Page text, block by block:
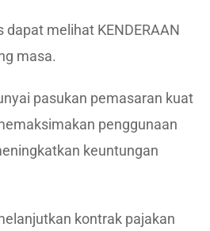
dapat melihat KENDERAAN
masa.
pasukan pemasaran kuat
penggunaan
keuntungan
kontrak pajakan